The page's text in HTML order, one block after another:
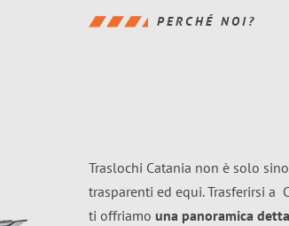
PERCHÉ NOI?
Traslochi Catania non è solo
trasparenti ed equi. Trasferirsi a
ti offriamo una panoramica